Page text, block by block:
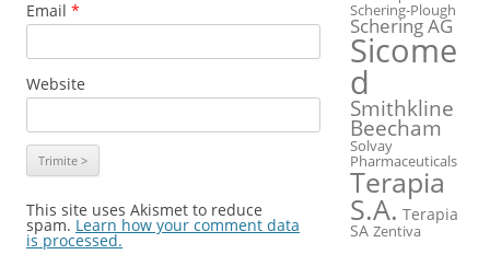
Email *
Website
This site uses Akismet to reduce
spam. Learn how your comment data
is processed.
Schering-Plough
Schering AG
Sicome
d
Smithkline
Beecham
Solvay
Pharmaceuticals
Terapia
S.A. Terapia
SA Zentiva